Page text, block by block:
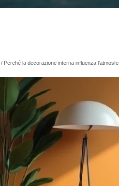
/ Perché la decorazione interna influenza